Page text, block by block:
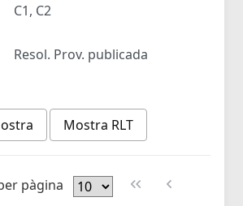
C1, C2
Resol. Prov. publicada
Mostra RLT
pàgina